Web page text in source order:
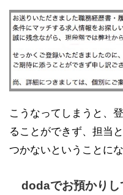
こうなってしまうと、
ることができず、担当
つかないということにな
dodaでお預かりし